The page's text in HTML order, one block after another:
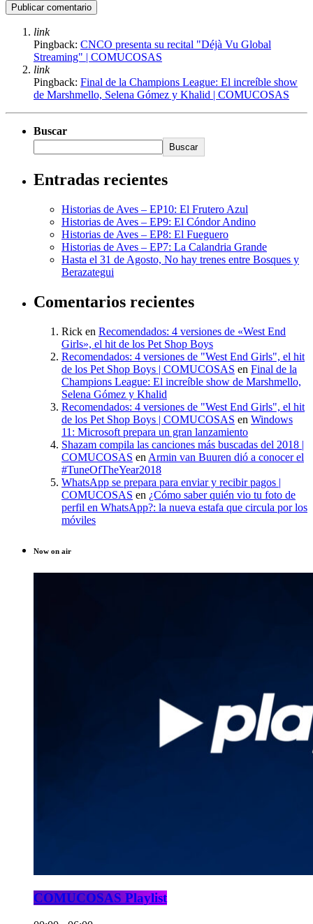
link
Pingback: CNCO presenta su recital "Déjà Vu Global
Streaming" | COMUCOSAS
link
Pingback: Final de la Champions League: El increíble show
de Marshmello, Selena Gómez y Khalid | COMUCOSAS
Buscar
Buscar
Entradas recientes
Historias de Aves – EP10: El Frutero Azul
Historias de Aves – EP9: El Cóndor Andino
Historias de Aves – EP8: El Fueguero
Historias de Aves – EP7: La Calandria Grande
Hasta el 31 de Agosto, No hay trenes entre Bosques y
Berazategui
Comentarios recientes
Rick en Recomendados: 4 versiones de «West End
Girls», el hit de los Pet Shop Boys
Recomendados: 4 versiones de "West End Girls", el hit
de los Pet Shop Boys | COMUCOSAS en Final de la
Champions League: El increíble show de Marshmello,
Selena Gómez y Khalid
Recomendados: 4 versiones de "West End Girls", el hit
de los Pet Shop Boys | COMUCOSAS en Windows
11: Microsoft prepara un gran lanzamiento
Shazam compila las canciones más buscadas del 2018 |
COMUCOSAS en Armin van Buuren dió a conocer el
#TuneOfTheYear2018
WhatsApp se prepara para enviar y recibir pagos |
COMUCOSAS en ¿Cómo saber quién vio tu foto de
perfil en WhatsApp?: la nueva estafa que circula por los
móviles
Now on air
COMUCOSAS Playlist